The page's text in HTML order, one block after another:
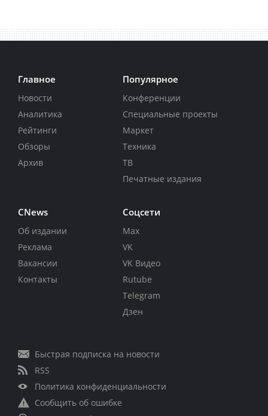
Главное
Новости
Аналитика
Рейтинги
Обзоры
Архив
Популярное
Конференции
Специальные проекты
Маркет
Техника
ТВ
Печатные издания
CNews
Об издании
Реклама
Вакансии
Контакты
Соцсети
Max
VK
VK Видео
Rutube
Telegram
Дзен
Быстрая подписка на новости
RSS
Политика конфиденциальности
Сообщить об ошибке